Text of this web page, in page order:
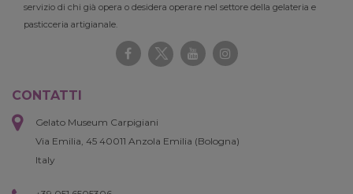
servizio di chi già opera o desidera operare nel settore della gelateria e
pasticceria artigianale.
CONTATTI
Gelato Museum Carpigiani
Via Emilia, 45 40011 Anzola Emilia (Bologna)
Italy